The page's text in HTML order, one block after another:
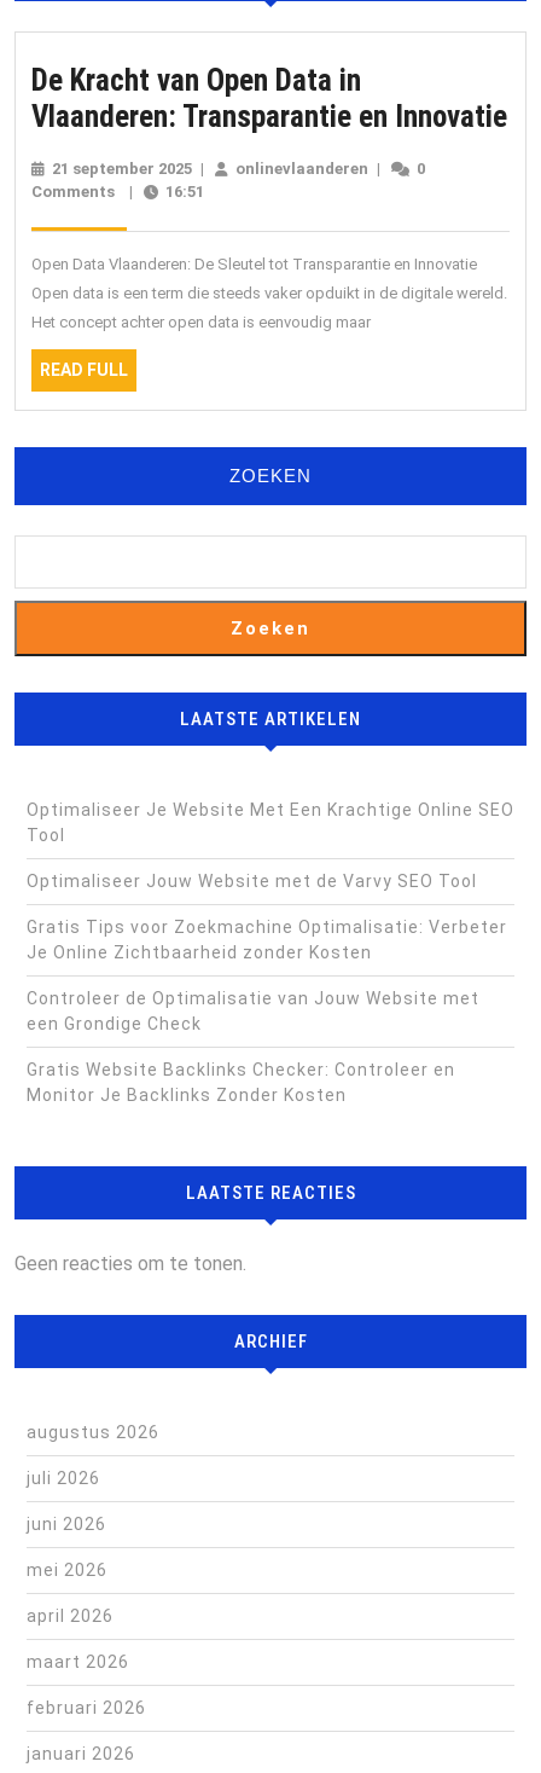
De Kracht van Open Data in
Vlaanderen: Transparantie en InnovatieDe
en
21 september 2025 21
september
| onlinevlaanderen onlinevlaanderen
|
0
Comments
| 16:51
Open Data Vlaanderen: De Sleutel tot Transparantie en Innovatie
Open data is een term die steeds vaker opduikt in de digitale wereld.
Het concept achter open data is eenvoudig maar
READ FULL
FULL
ZOEKEN
Zoeken
LAATSTE ARTIKELEN
Optimaliseer Je Website Met Een Krachtige Online SEO
Tool
Optimaliseer Jouw Website met de Varvy SEO Tool
Gratis Tips voor Zoekmachine Optimalisatie: Verbeter
Je Online Zichtbaarheid zonder Kosten
Controleer de Optimalisatie van Jouw Website met
een Grondige Check
Gratis Website Backlinks Checker: Controleer en
Monitor Je Backlinks Zonder Kosten
LAATSTE REACTIES
Geen reacties om te tonen.
ARCHIEF
augustus 2026
juli 2026
juni 2026
mei 2026
april 2026
maart 2026
februari 2026
januari 2026